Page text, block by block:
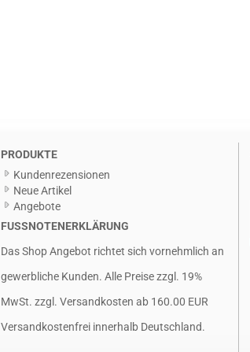
PRODUKTE
Kundenrezensionen
Neue Artikel
Angebote
FUSSNOTENERKLÄRUNG
Das Shop Angebot richtet sich vornehmlich an
gewerbliche Kunden. Alle Preise zzgl. 19%
MwSt. zzgl. Versandkosten ab 160.00 EUR
Versandkostenfrei innerhalb Deutschland.